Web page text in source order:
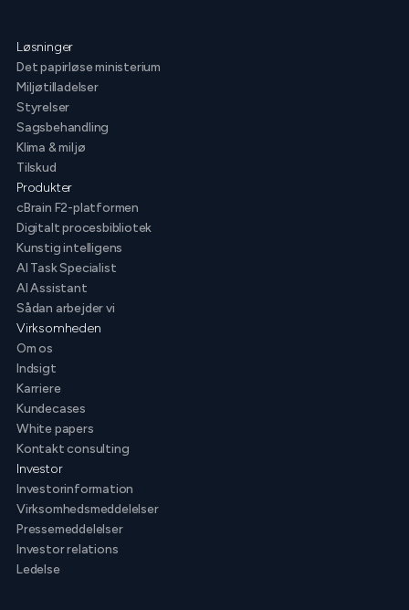
Løsninger
Det papirløse ministerium
Miljøtilladelser
Styrelser
Sagsbehandling
Klima & miljø
Tilskud
Produkter
cBrain F2-platformen
Digitalt procesbibliotek
Kunstig intelligens
AI Task Specialist
AI Assistant
Sådan arbejder vi
Virksomheden
Om os
Indsigt
Karriere
Kundecases
White papers
Kontakt consulting
Investor
Investorinformation
Virksomhedsmeddelelser
Pressemeddelelser
Investor relations
Ledelse